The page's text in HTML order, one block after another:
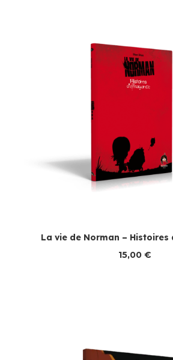
La vie de Norman – Histoires
15,00 €